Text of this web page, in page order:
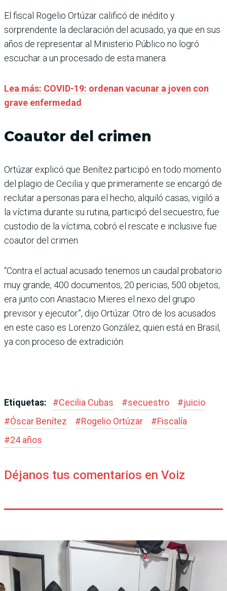
El fiscal Rogelio Ortúzar calificó de inédito y
sorprendente la declaración del acusado, ya que en sus
años de representar al Ministerio Público no logró
escuchar a un procesado de esta manera.
Lea más: COVID-19: ordenan vacunar a joven con
grave enfermedad
Coautor del crimen
Ortúzar explicó que Benítez participó en todo momento
del plagio de Cecilia y que primeramente se encargó de
reclutar a personas para el hecho, alquiló casas, vigiló a
la víctima durante su rutina, participó del secuestro, fue
custodio de la víctima, cobró el rescate e inclusive fue
coautor del crimen.
“Contra el actual acusado tenemos un caudal probatorio
muy grande, 400 documentos, 20 pericias, 500 objetos,
era junto con Anastacio Mieres el nexo del grupo
previsor y ejecutor”, dijo Ortúzar. Otro de los acusados
en este caso es Lorenzo González, quien está en Brasil,
ya con proceso de extradición.
Etiquetas: #Cecilia Cubas #secuestro #juicio
#Óscar Benítez #Rogelio Ortúzar #Fiscalía
#24 años
Déjanos tus comentarios en Voiz